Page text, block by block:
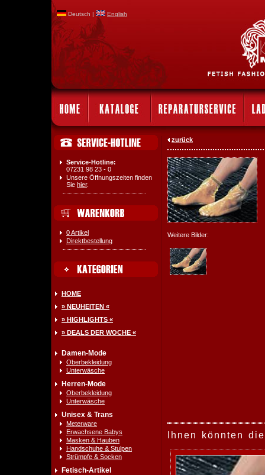
Deutsch | English
Service-Hotline:
07231 98 23 - 0
Unsere Öffnungszeiten finden
Sie hier.
0 Artikel
Direktbestellung
HOME
» NEUHEITEN «
» HIGHLIGHTS «
» DEALS DER WOCHE «
Damen-Mode
Oberbekleidung
Unterwäsche
Herren-Mode
Oberbekleidung
Unterwäsche
Unisex & Trans
Meterware
Erwachsene Babys
Masken & Hauben
Handschuhe & Stulpen
Strümpfe & Socken
Fetisch-Artikel
zurück
Weitere Bilder:
Ihnen könnten